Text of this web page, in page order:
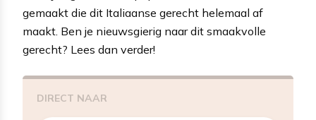
gemaakt die dit Italiaanse gerecht helemaal af
maakt. Ben je nieuwsgierig naar dit smaakvolle
gerecht? Lees dan verder!
DIRECT NAAR